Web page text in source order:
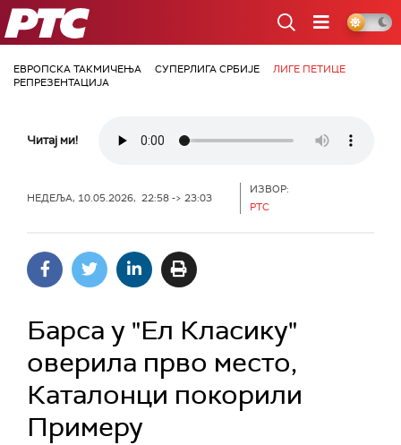
РТС
ЕВРОПСКА ТАКМИЧЕЊА СУПЕРЛИГА СРБИЈЕ
ЛИГЕ ПЕТИЦЕ
РЕПРЕЗЕНТАЦИЈА
Читај ми!
НЕДЕЉА, 10.05.2026, 22:58 -> 23:03
ИЗВОР:
РТС
Барса у "Ел Класику"
оверила прво место,
Каталонци покорили
Примеру